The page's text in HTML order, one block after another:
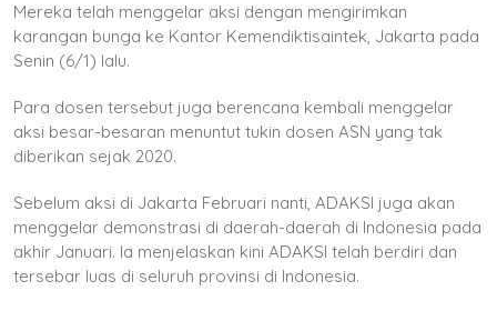
Mereka telah menggelar aksi dengan mengirimkan
karangan bunga ke Kantor Kemendiktisaintek, Jakarta pada
Senin (6/1) lalu.
Para dosen tersebut juga berencana kembali menggelar
aksi besar-besaran menuntut tukin dosen ASN yang tak
diberikan sejak 2020.
Sebelum aksi di Jakarta Februari nanti, ADAKSI juga akan
menggelar demonstrasi di daerah-daerah di Indonesia pada
akhir Januari. Ia menjelaskan kini ADAKSI telah berdiri dan
tersebar luas di seluruh provinsi di Indonesia.